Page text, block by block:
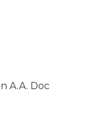
A.A. Doc